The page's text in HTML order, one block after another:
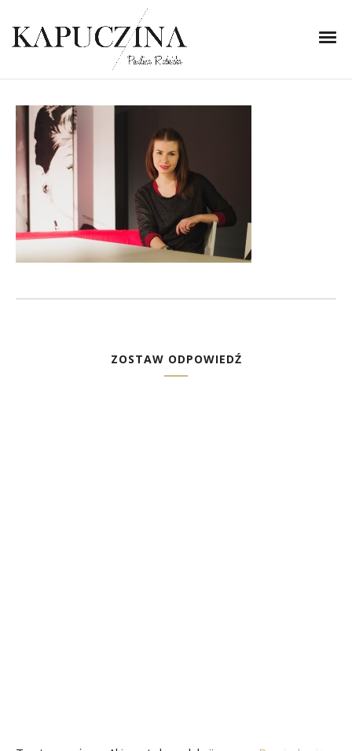
30 października 2013
IMG_9133
Written by
ZOSTAW ODPOWIEDŹ